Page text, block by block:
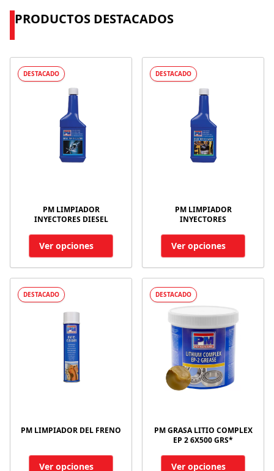
PRODUCTOS DESTACADOS
DESTACADO
PM LIMPIADOR
INYECTORES DIESEL
Ver opciones
DESTACADO
PM LIMPIADOR
INYECTORES
Ver opciones
DESTACADO
PM LIMPIADOR DEL FRENO
Ver opciones
DESTACADO
PM GRASA LITIO COMPLEX
EP 2 6X500 GRS*
Ver opciones